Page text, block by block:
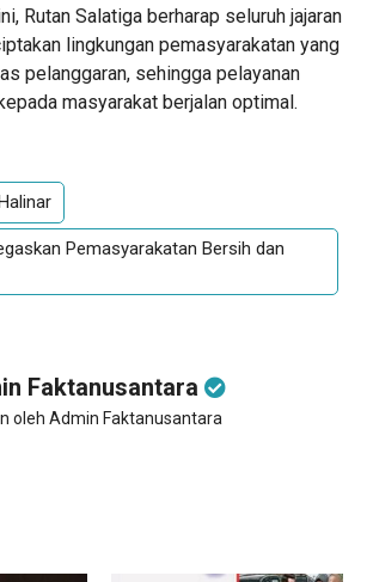
Rutan Salatiga berharap seluruh jajaran
lingkungan pemasyarakatan yang
pelanggaran, sehingga pelayanan
masyarakat berjalan optimal.
Pemasyarakatan Bersih dan
Faktanusantara
oleh Admin Faktanusantara